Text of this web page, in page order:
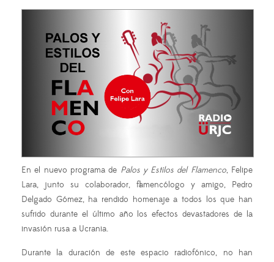
En el nuevo programa de Palos y Estilos del Flamenco, Felipe
Lara, junto su colaborador, flamencólogo y amigo, Pedro
Delgado Gómez, ha rendido homenaje a todos los que han
sufrido durante el último año los efectos devastadores de la
invasión rusa a Ucrania.
Durante la duración de este espacio radiofónico, no han